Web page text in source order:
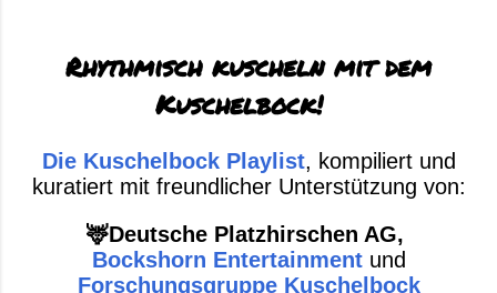
Rhythmisch kuscheln mit dem
Kuschelbock!
Die Kuschelbock Playlist, kompiliert und
kuratiert mit freundlicher Unterstützung von:
🦌Deutsche Platzhirschen AG,
Bockshorn Entertainmentund
Forschungsgruppe Kuschelbock